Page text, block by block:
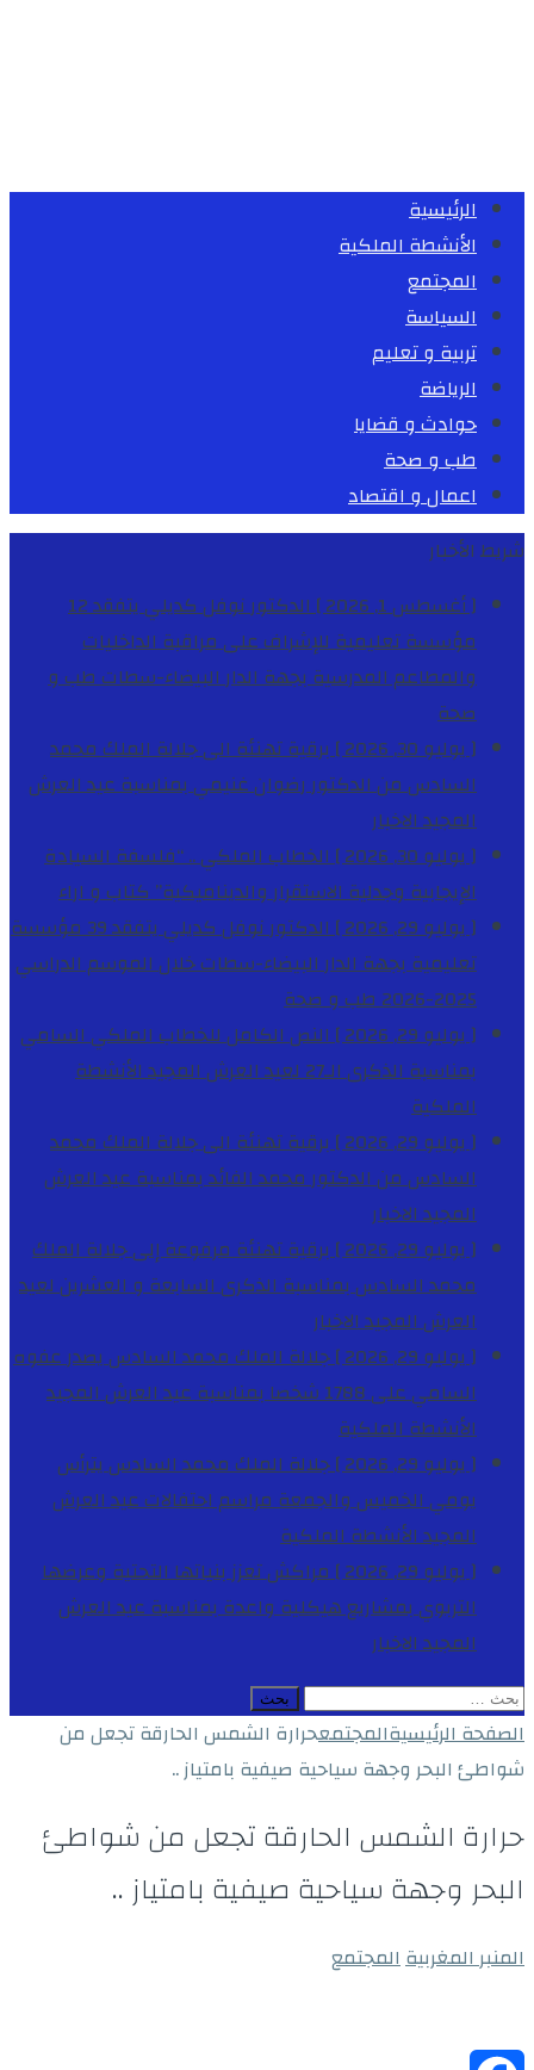
الرئيسية
الأنشطة الملكية
المجتمع
السياسة
تربية و تعليم
الرياضة
حوادث و قضايا
طب و صحة
اعمال و اقتصاد
شريط الأخبار
[ أغسطس 1, 2026 ]
الدكتور نوفل كديلي يتفقد 12
مؤسسة تعليمية للإشراف على مراقبة الداخليات
والمطاعم المدرسية بجهة الدار البيضاء-سطاتطب و
صحة
[ يوليو 30, 2026 ]
برقية تهنئة الى جلالة الملك محمد
السادس من الدكتور رضوان غنيمي بمناسبة عيد العرش
المجيدالاخبار
[ يوليو 30, 2026 ]
الخطاب الملكي .. “فلسفة السيادة
الإيجابية وجدلية الاستقرار والديناميكية”كتاب و اراء
[ يوليو 29, 2026 ]
الدكتور نوفل كديلي يتفقد 39 مؤسسة
تعليمية بجهة الدار البيضاء-سطات خلال الموسم الدراسي
2025-2026
طب و صحة
[ يوليو 29, 2026 ]
النص الكامل للخطاب الملكي السامي
بمناسبة الذكرى الـ27 لعيد العرش المجيد
الأنشطة
الملكية
[ يوليو 29, 2026 ]
برقية تهنئة الى جلالة الملك محمد
السادس من الدكتور محمد الفائد بمناسبة عيد العرش
المجيدالاخبار
[ يوليو 29, 2026 ]
برقية تهنئة مرفوعة إلى جلالة الملك
محمد السادس بمناسبة الذكرى السابعة و العشرين لعيد
العرش المجيدالاخبار
[ يوليو 29, 2026 ]
جلالة الملك محمد السادس يصدر عفوه
السامي على 1788 شخصا بمناسبة عيد العرش المجيد
الأنشطة الملكية
[ يوليو 29, 2026 ]
جلالة الملك محمد السادس يترأس
يومي الخميس والجمعة مراسم احتفالات عيد العرش
المجيدالأنشطة الملكية
[ يوليو 29, 2026 ]
مراكش تعزز بنياتها التحتية وعرضها
التربوي بمشاريع هيكلية واعدة بمناسبة عيد العرش
المجيدالاخبار
البحث
عن:
الصفحة الرئيسيةالمجتمعحرارة الشمس الحارقة تجعل من
شواطئ البحر وجهة سياحية صيفية بامتياز ..
حرارة الشمس الحارقة تجعل من شواطئ
البحر وجهة سياحية صيفية بامتياز ..
المنبر المغربيةالمجتمع